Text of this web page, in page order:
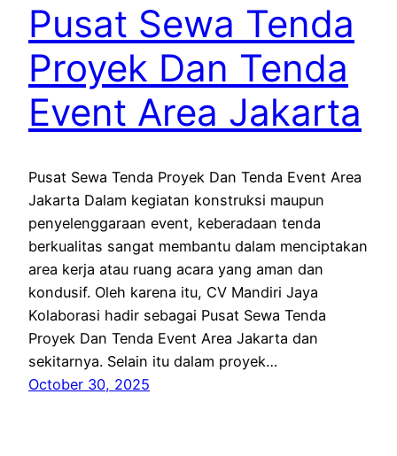
Pusat Sewa Tenda
Proyek Dan Tenda
Event Area Jakarta
Pusat Sewa Tenda Proyek Dan Tenda Event Area
Jakarta Dalam kegiatan konstruksi maupun
penyelenggaraan event, keberadaan tenda
berkualitas sangat membantu dalam menciptakan
area kerja atau ruang acara yang aman dan
kondusif. Oleh karena itu, CV Mandiri Jaya
Kolaborasi hadir sebagai Pusat Sewa Tenda
Proyek Dan Tenda Event Area Jakarta dan
sekitarnya. Selain itu dalam proyek…
October 30, 2025